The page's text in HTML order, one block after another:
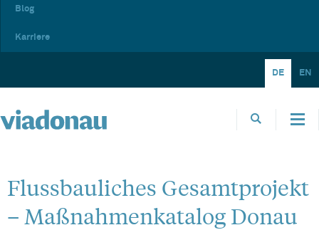
Blog
Karriere
DE EN
Flussbauliches Gesamtprojekt
– Maßnahmenkatalog Donau